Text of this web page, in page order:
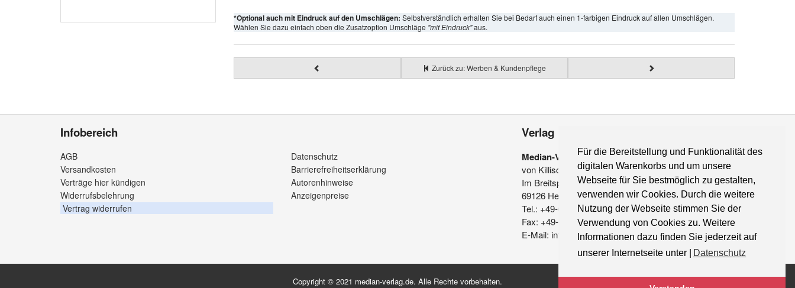
Für die Bereitstellung und Funktionalität des
digitalen Warenkorbs und um unsere
Webseite für Sie bestmöglich zu gestalten,
verwenden wir Cookies. Durch die weitere
Nutzung der Webseite stimmen Sie der
Verwendung von Cookies zu. Weitere
Informationen dazu finden Sie jederzeit auf
unserer Internetseite unter |
Datenschutz
*Optional auch mit Eindruck auf den Umschlägen: Selbstverständlich erhalten Sie bei Bedarf auch einen 1-farbigen Eindruck auf allen Umschlägen.
Wählen Sie dazu einfach oben die Zusatzoption Umschläge "mit Eindruck"aus.
Zurück zu: Werben & Kundenpflege
Infobereich
AGB
Versandkosten
Verträge hier kündigen
Widerrufsbelehrung
Vertrag widerrufen
Datenschutz
Barrierefreiheitserklärung
Autorenhinweise
Anzeigenpreise
Verlag
Median-Verlag
von Killisch-Horn GmbH
Im Breitspiel 11 a
69126 Heidelberg
Tel.: +49-6221-90 509-0
Fax: +49-6221-90 509-20
E-Mail: info@median-verlag.de
Copyright © 2021 median-verlag.de. Alle Rechte vorbehalten.